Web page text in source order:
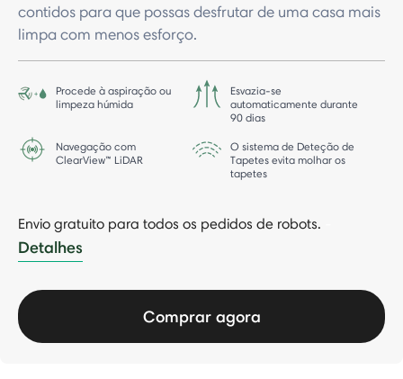
contidos para que possas desfrutar de uma casa mais
limpa com menos esforço.
Procede à aspiração ou
limpeza húmida
Esvazia-se
automaticamente durante
90 dias
Navegação com
ClearView™ LiDAR
O sistema de Deteção de
Tapetes evita molhar os
tapetes
Envio gratuito para todos os pedidos de robots.
Detalhes
Comprar agora